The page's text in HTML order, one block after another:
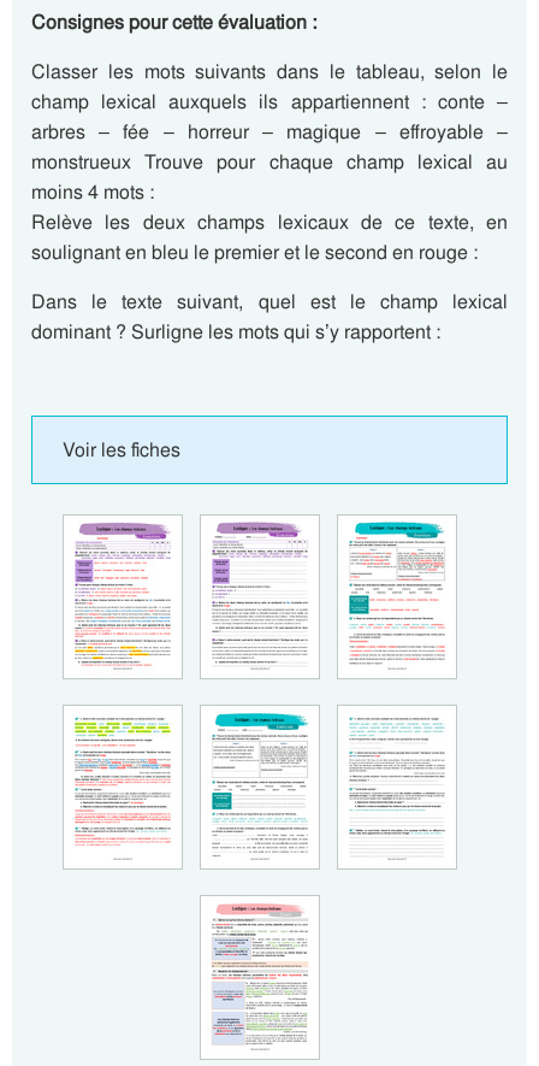
Consignes pour cette évaluation :
Classer les mots suivants dans le tableau, selon le
champ lexical auxquels ils appartiennent : conte –
arbres – fée – horreur – magique – effroyable –
monstrueux Trouve pour chaque champ lexical au
moins 4 mots :
Relève les deux champs lexicaux de ce texte, en
soulignant en bleu le premier et le second en rouge :
Dans le texte suivant, quel est le champ lexical
dominant ? Surligne les mots qui s’y rapportent :
Voir les fiches